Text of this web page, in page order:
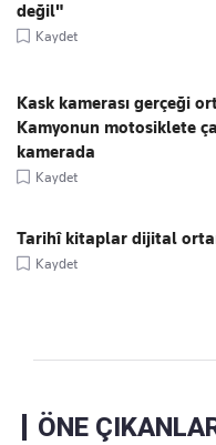
değil"
Kaydet
Kask kamerası gerçeği
Kamyonun motosiklete
kamerada
Kaydet
Tarihî kitaplar dijital
Kaydet
ÖNE